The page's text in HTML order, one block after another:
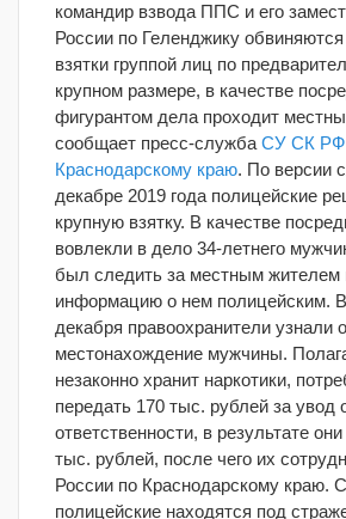
командир взвода ППС и его
России по Геленджику
взятки группой лиц по
крупном размере, в качестве
фигурантом дела проходит
сообщает пресс-служба СУ СК РФ
Краснодарскому краю. По версии
декабре 2019 года полицейские
крупную взятку. В качестве
вовлекли в дело 34-летнего
был следить за местным жителем
информацию о нем полицейским.
декабря правоохранители узнали
местонахождение мужчины.
незаконно хранит наркотики,
передать 170 тыс. рублей за увод
ответственности, в результате
тыс. рублей, после чего их
России по Краснодарскому краю.
полицейские находятся под